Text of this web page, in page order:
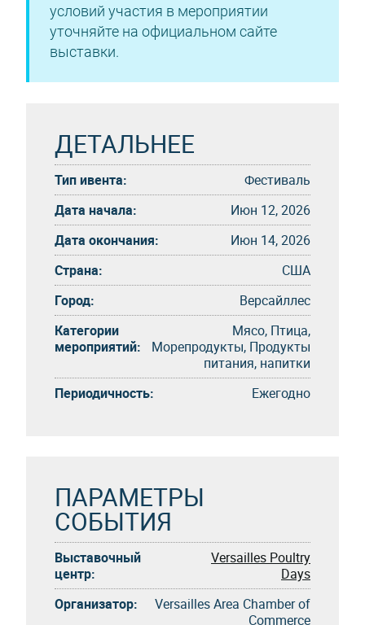
условий участия в мероприятии
уточняйте на официальном сайте
выставки.
ДЕТАЛЬНЕЕ
Тип ивента:
Фестиваль
Дата начала:
Июн 12, 2026
Дата окончания:
Июн 14, 2026
Страна:
США
Город:
Версайллес
Категории
мероприятий:
Мясо, Птица,
Морепродукты, Продукты
питания, напитки
Периодичность:
Eжегоднo
ПАРАМЕТРЫ
СОБЫТИЯ
Выставочный
центр:
Versailles Poultry
Days
Организатор:
Versailles Area Chamber of
Commerce